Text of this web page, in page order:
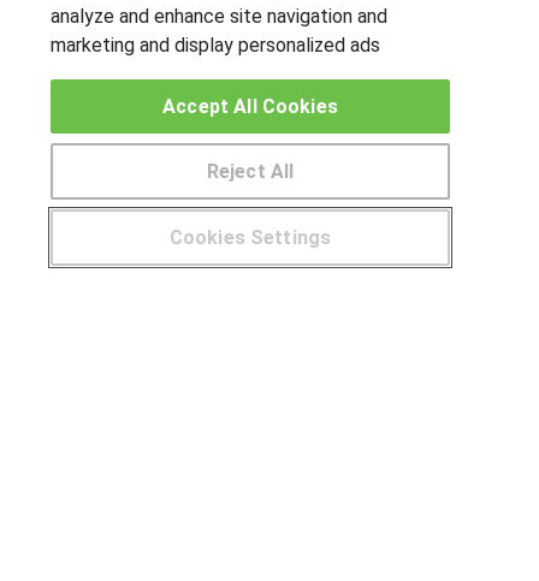
OTROS GRUPOS DE INTERES
Muro de los idiomas
Hablemos de empleo
Locos por las becas
CENTROS DE FORMACIÓN
¿Tienes alguna duda? 900 264 357
analyze and enhance site navigation and
marketing and display personalized ads
Cookies Settings
Reject All
Accept All Cookies